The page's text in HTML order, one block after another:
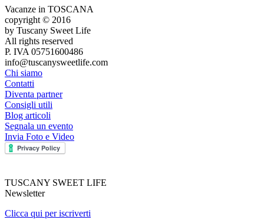
Vacanze in TOSCANA
copyright © 2016
by Tuscany Sweet Life
All rights reserved
P. IVA 05751600486
info@tuscanysweetlife.com
Chi siamo
Contatti
Diventa partner
Consigli utili
Blog articoli
Segnala un evento
Invia Foto e Video
TUSCANY SWEET LIFE
Newsletter
Clicca qui per iscriverti